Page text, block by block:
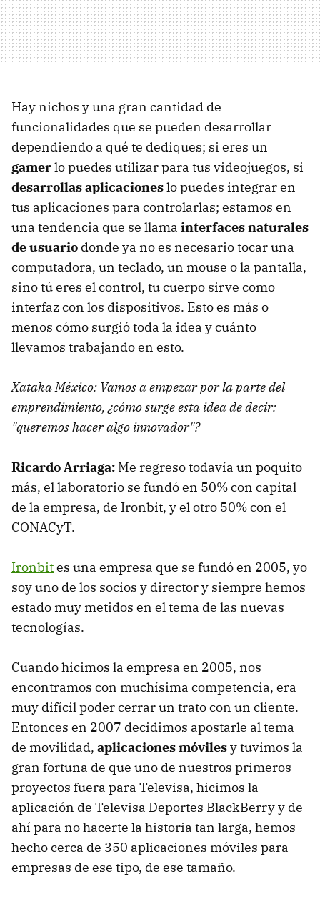
Hay nichos y una gran cantidad de
funcionalidades que se pueden desarrollar
dependiendo a qué te dediques; si eres un
gamerlo puedes utilizar para tus videojuegos, si
desarrollas aplicacioneslo puedes integrar en
tus aplicaciones para controlarlas; estamos en
una tendencia que se llama interfaces naturales
de usuario donde ya no es necesario tocar una
computadora, un teclado, un mouse o la pantalla,
sino tú eres el control, tu cuerpo sirve como
interfaz con los dispositivos. Esto es más o
menos cómo surgió toda la idea y cuánto
llevamos trabajando en esto.
Xataka México: Vamos a empezar por la parte del
emprendimiento, ¿cómo surge esta idea de decir:
"queremos hacer algo innovador"?
Ricardo Arriaga: Me regreso todavía un poquito
más, el laboratorio se fundó en 50% con capital
de la empresa, de Ironbit, y el otro 50% con el
CONACyT.
Ironbites una empresa que se fundó en 2005, yo
soy uno de los socios y director y siempre hemos
estado muy metidos en el tema de las nuevas
tecnologías.
Cuando hicimos la empresa en 2005, nos
encontramos con muchísima competencia, era
muy difícil poder cerrar un trato con un cliente.
Entonces en 2007 decidimos apostarle al tema
de movilidad, aplicaciones móvilesy tuvimos la
gran fortuna de que uno de nuestros primeros
proyectos fuera para Televisa, hicimos la
aplicación de Televisa Deportes BlackBerry y de
ahí para no hacerte la historia tan larga, hemos
hecho cerca de 350 aplicaciones móviles para
empresas de ese tipo, de ese tamaño.